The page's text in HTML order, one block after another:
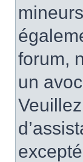
forum,
un